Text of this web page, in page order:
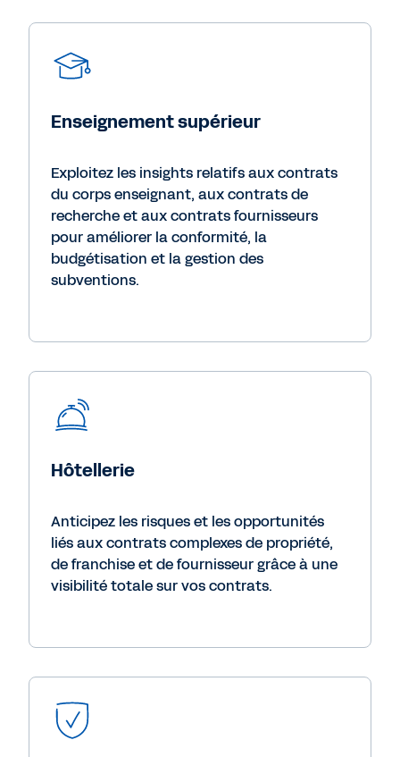
Enseignement supérieur
Exploitez les insights relatifs aux contrats
du corps enseignant, aux contrats de
recherche et aux contrats fournisseurs
pour améliorer la conformité, la
budgétisation et la gestion des
subventions.
Hôtellerie
Anticipez les risques et les opportunités
liés aux contrats complexes de propriété,
de franchise et de fournisseur grâce à une
visibilité totale sur vos contrats.